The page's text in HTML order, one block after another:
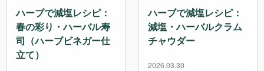
ハーブで減塩レシピ：
春の彩り・ハーバル寿
司（ハーブビネガー仕
立て）
ハーブで減塩レシピ：
減塩・ハーバルクラム
チャウダー
2026.03.30